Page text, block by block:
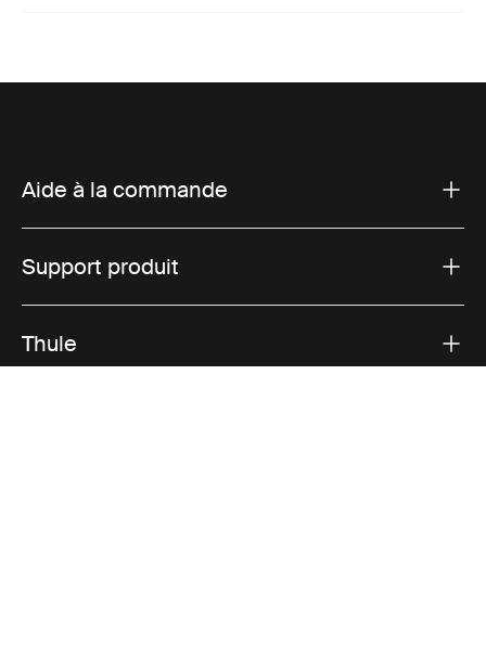
Aide à la commande
Support produit
Thule